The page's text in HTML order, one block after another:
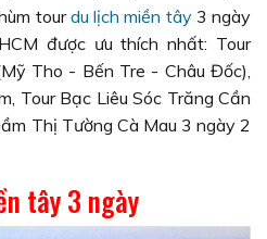
tourdu lịch miền tây3 ngày
được ưu thích nhất: Tour
Tho - Bến Tre - Châu Đốc),
Tour Bạc Liêu Sóc Trăng Cần
Thị Tường Cà Mau 3 ngày 2
tây 3 ngày